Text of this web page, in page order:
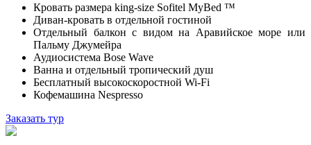
Кровать размера king-size Sofitel MyBed ™
Диван-кровать в отдельной гостиной
Отдельный балкон с видом на Аравийское море или
Пальму Джумейра
Аудиосистема Bose Wave
Ванна и отдельный тропический душ
Бесплатный высокоскоростной Wi-Fi
Кофемашина Nespresso
Заказать тур